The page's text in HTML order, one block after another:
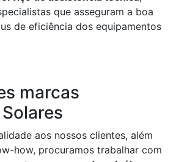
que asseguram a boa
de eficiência dos equipamentos
marcas
aos nossos clientes, além
how, procuramos trabalhar com